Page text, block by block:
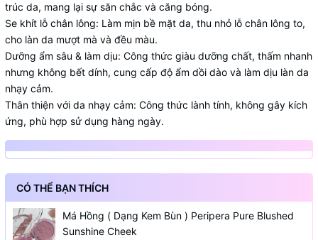
trúc da, mang lại sự săn chắc và căng bóng.
Se khít lỗ chân lông: Làm mịn bề mặt da, thu nhỏ lỗ chân lông to,
cho làn da mượt mà và đều màu.
Dưỡng ẩm sâu & làm dịu: Công thức giàu dưỡng chất, thấm nhanh
nhưng không bết dính, cung cấp độ ẩm dồi dào và làm dịu làn da
nhạy cảm.
Thân thiện với da nhạy cảm: Công thức lành tính, không gây kích
ứng, phù hợp sử dụng hàng ngày.
CÓ THỂ BẠN THÍCH
Má Hồng ( Dạng Kem Bùn ) Peripera Pure Blushed
Sunshine Cheek